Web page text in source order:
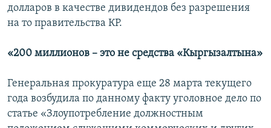
долларов в качестве дивидендов без разрешения
на то правительства КР.
«200 миллионов – это не средства «Кыргызалтына»
Генеральная прокуратура еще 28 марта текущего
года возбудила по данному факту уголовное дело по
статье «Злоупотребление должностным